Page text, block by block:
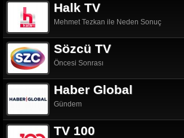
Halk TV
Mehmet Tezkan ile Neden Sonuç
Sözcü TV
Öncesi Sonrası
Haber Global
Gündem
TV 100